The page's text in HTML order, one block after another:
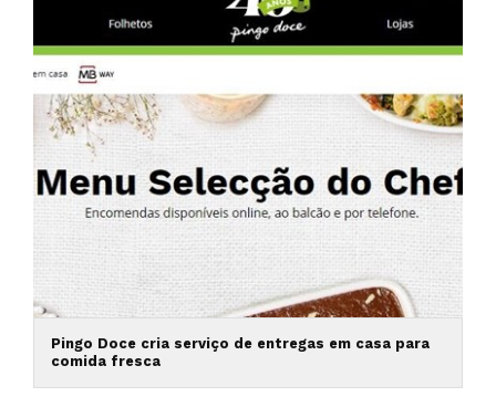
Pingo Doce cria serviço de entregas em casa para
comida fresca